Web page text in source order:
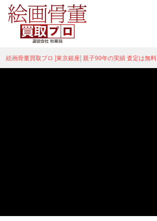
絵画骨董買取プロ |東京銀座| 親子90年の実績 査定は無料